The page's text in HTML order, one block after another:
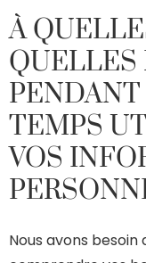
À
QUELLES
TEMPS
VOS
Nous avons